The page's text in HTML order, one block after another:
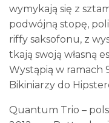
wymykają się z
podwójną stopę,
riffy saksofonu, z
tkają swoją własną
Wystąpią w ramach
Bikiniarzy do
Quantum Trio –